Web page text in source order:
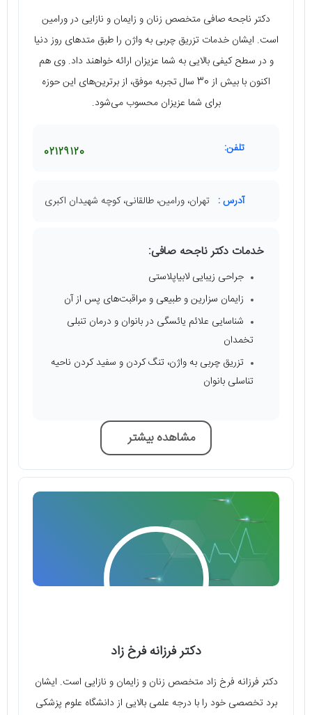
دکتر ناجحه صافی متخصص زنان و زایمان و نازایی در ورامین
است. ایشان خدمات تزریق چربی به واژن را طبق متدهای روز دنیا
و در سطح کیفی بالایی به شما عزیزان ارائه خواهند داد. وی هم
اکنون با بیش از 30 سال تجربه موفق، از برترین‌های این حوزه
برای شما عزیزان محسوب می‌شود.
تلفن: 02129120
آدرس : تهران، ورامین، طالقانی، کوچه شهیدان اکبری
خدمات دکتر ناجحه صافی:
جراحی زیبایی لابیاپلاستی
زایمان سزارین و طبیعی و مراقبت‌های پس از آن
شناسایی علائم یائسگی در بانوان و درمان تنبلی
تخمدان
تزریق چربی به واژن، تنگ کردن و سفید کردن ناحیه
تناسلی بانوان
مشاهده بیشتر
دکتر فرزانه فرخ زاد
دکتر فرزانه فرخ زاد متخصص زنان و زایمان و نازایی است. ایشان
برد تخصصی خود را با درجه علمی بالایی از دانشگاه علوم پزشکی